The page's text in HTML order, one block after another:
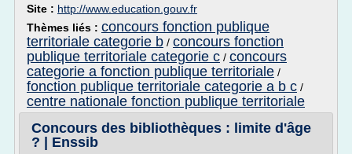
Site : http://www.education.gouv.fr
Thèmes liés : concours fonction publique
territoriale categorie b / concours fonction
publique territoriale categorie c / concours
categorie a fonction publique territoriale /
fonction publique territoriale categorie a b c /
centre nationale fonction publique territoriale
Concours des bibliothèques : limite d'âge
? | Enssib